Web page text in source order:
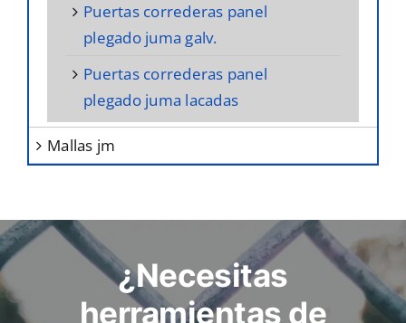
puertas correderas panel
plegado juma galv.
puertas correderas panel
plegado juma lacadas
mallas jm
¿Necesitas
herramientas de